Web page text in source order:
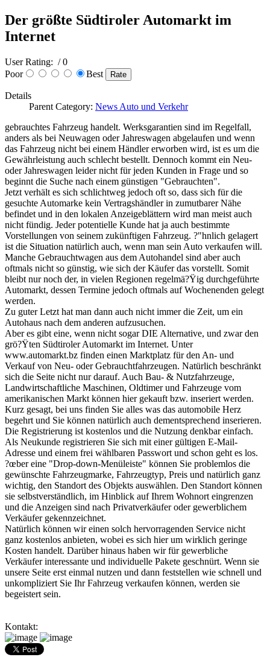
Der größte Südtiroler Automarkt im
Internet
User Rating: / 0
Poor
Best
Details
Parent Category: News Auto und Verkehr
gebrauchtes Fahrzeug handelt. Werksgarantien sind im Regelfall,
anders als bei Neuwagen oder Jahreswagen abgelaufen und wenn
das Fahrzeug nicht bei einem Händler erworben wird, ist es um die
Gewährleistung auch schlecht bestellt. Dennoch kommt ein Neu-
oder Jahreswagen leider nicht für jeden Kunden in Frage und so
beginnt die Suche nach einem günstigen "Gebrauchten".
Jetzt verhält es sich schlichtweg jedoch oft so, dass sich für die
gesuchte Automarke kein Vertragshändler in zumutbarer Nähe
befindet und in den lokalen Anzeigeblättern wird man meist auch
nicht fündig. Jeder potentielle Kunde hat ja auch bestimmte
Vorstellungen von seinem zukünftigen Fahrzeug. ?"hnlich gelagert
ist die Situation natürlich auch, wenn man sein Auto verkaufen will.
Manche Gebrauchtwagen aus dem Autohandel sind aber auch
oftmals nicht so günstig, wie sich der Käufer das vorstellt. Somit
bleibt nur noch der, in vielen Regionen regelmä?Ÿig durchgeführte
Automarkt, dessen Termine jedoch oftmals auf Wochenenden gelegt
werden.
Zu guter Letzt hat man dann auch nicht immer die Zeit, um ein
Autohaus nach dem anderen aufzusuchen.
Aber es gibt eine, wenn nicht sogar DIE Alternative, und zwar den
grö?Ÿten Südtiroler Automarkt im Internet. Unter
www.automarkt.bz finden einen Marktplatz für den An- und
Verkauf von Neu- oder Gebrauchtfahrzeugen. Natürlich beschränkt
sich die Seite nicht nur darauf. Auch Bau- & Nutzfahrzeuge,
Landwirtschaftliche Maschinen, Oldtimer und Fahrzeuge vom
amerikanischen Markt können hier gekauft bzw. inseriert werden.
Kurz gesagt, bei uns finden Sie alles was das automobile Herz
begehrt und Sie können natürlich auch dementsprechend inserieren.
Die Registrierung ist kostenlos und die Nutzung denkbar einfach.
Als Neukunde registrieren Sie sich mit einer gültigen E-Mail-
Adresse und einem frei wählbaren Passwort und schon geht es los.
?œber eine "Drop-down-Menüleiste" können Sie problemlos die
gewünschte Fahrzeugmarke, Fahrzeugtyp, Preis und natürlich ganz
wichtig, den Standort des Objekts auswählen. Den Standort können
sie selbstverständlich, im Hinblick auf Ihrem Wohnort eingrenzen
und die Anzeigen sind nach Privatverkäufer oder gewerblichem
Verkäufer gekennzeichnet.
Natürlich können wir einen solch hervorragenden Service nicht
ganz kostenlos anbieten, wobei es sich hier um wirklich geringe
Kosten handelt. Darüber hinaus haben wir für gewerbliche
Verkäufer interessante und individuelle Pakete geschnürt. Wenn sie
unsere Seite erst einmal nutzen und dann feststellen wie schnell und
unkompliziert Sie Ihr Fahrzeug verkaufen können, werden sie
begeistert sein.
Kontakt: